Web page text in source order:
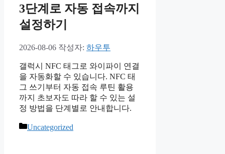
3단계로 자동 접속까지
설정하기
2026-08-06 작성자: 하우투
갤럭시 NFC 태그로 와이파이 연결
을 자동화할 수 있습니다. NFC 태
그 쓰기부터 자동 접속 루틴 활용
까지 초보자도 따라 할 수 있는 설
정 방법을 단계별로 안내합니다.
카
Uncategorized